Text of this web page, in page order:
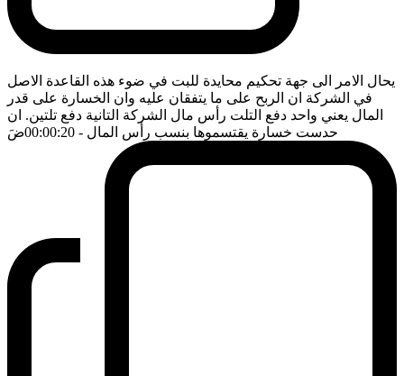
يحال الامر الى جهة تحكيم محايدة للبت في ضوء هذه القاعدة الاصل
في الشركة ان الربح على ما يتفقان عليه وان الخسارة على قدر
المال يعني واحد دفع التلت رأس مال الشركة التانية دفع تلتين. ان
حدست خسارة يقتسموها بنسب رأس المال - 00:00:20 ضَ